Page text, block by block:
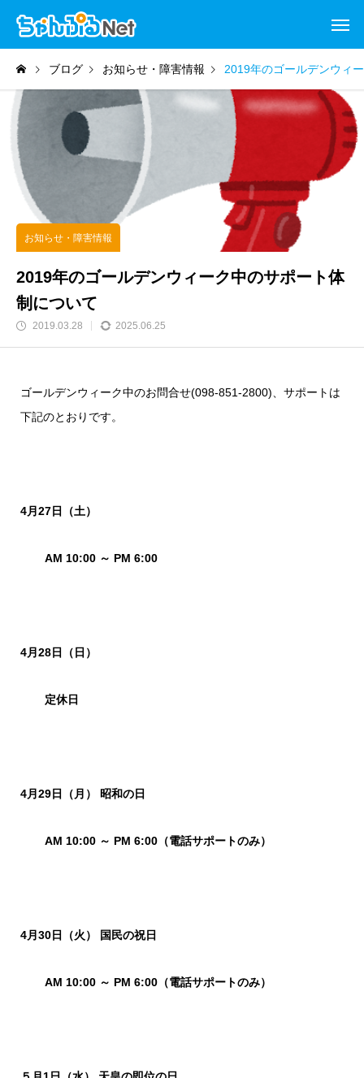
ブログ お知らせ・障害情報 2019年のゴールデンウィ
お知らせ・障害情報
2019年のゴールデンウィーク中のサポート体
制について
2019.03.28 2025.06.25
ゴールデンウィーク中のお問合せ(098-851-2800)、サポートは
下記のとおりです。
4月27日（土）
AM 10:00 ～ PM 6:00
4月28日（日）
定休日
4月29日（月） 昭和の日
AM 10:00 ～ PM 6:00（電話サポートのみ）
4月30日（火） 国民の祝日
AM 10:00 ～ PM 6:00（電話サポートのみ）